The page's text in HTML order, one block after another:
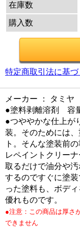
在庫数
購入数
特定商取引法に基
メーカー ： タミヤ
●塗料剥離溶剤 容
●つややかな仕上が
装。そのためには
ト。そんな塗装前
レペイントクリー
取るだけで油分や
するのですぐに塗
った塗料も、ボデ
優れものです。
●注意：この商品は厚さ
できません